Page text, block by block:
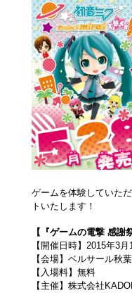
ゲームを体験していた
トいたします！
【『ゲームの電撃 感謝
【開催日時】2015年3
【会場】ベルサール秋
【入場料】無料
【主催】株式会社